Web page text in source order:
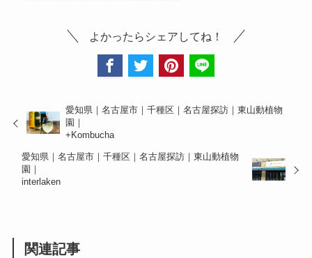
よかったらシェアしてね！
愛知県｜名古屋市｜千種区｜名古屋探訪｜東山動植物
園｜
+Kombucha
愛知県｜名古屋市｜千種区｜名古屋探訪｜東山動植物
園｜
interlaken
関連記事